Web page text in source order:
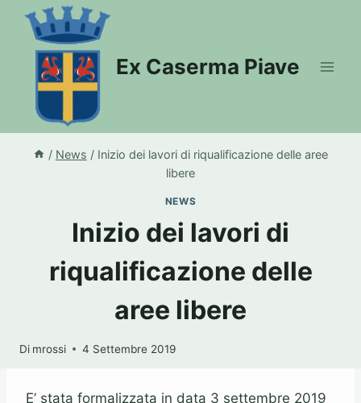
Salta
contenuto
Ex Caserma Piave
/ News / Inizio dei lavori di riqualificazione delle aree
libere
NEWS
Inizio dei lavori di
riqualificazione delle
aree libere
Di mrossi 4 Settembre 2019
E’ stata formalizzata in data 3 settembre 2019